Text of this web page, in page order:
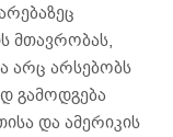
მთავრობას,
არც არსებობს
გამოდგება
და ამერიკის